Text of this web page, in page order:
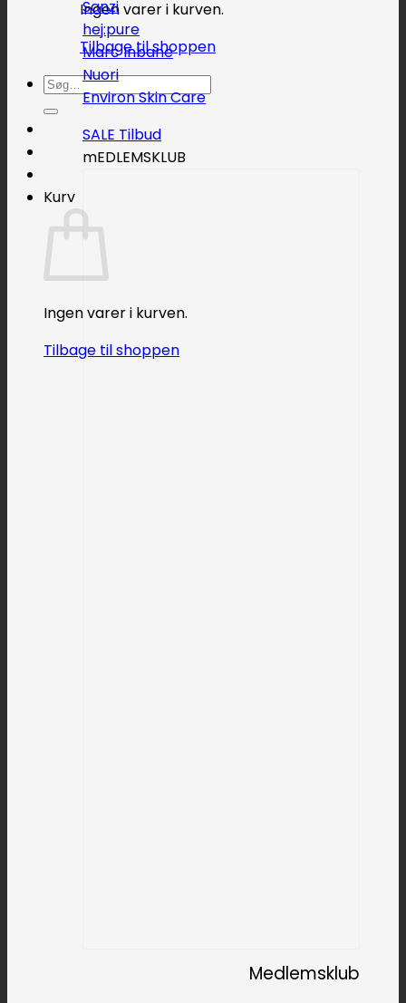
Ingen varer i kurven.
Tilbage til shoppen
Søg
efter:
Kurv
Ingen varer i kurven.
Tilbage til shoppen
Sanzi
hej:pure
Marc Inbane
Nuori
Environ Skin Care
SALE
mEDLEMSKLUB
Medlemsklub